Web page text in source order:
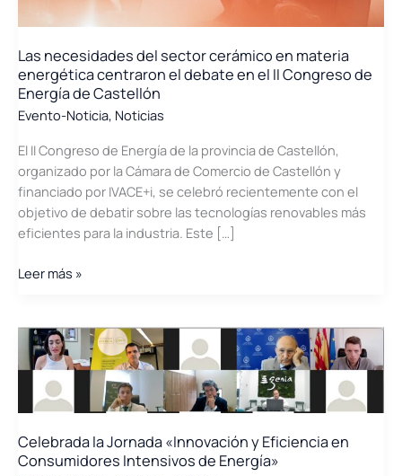
Las necesidades del sector cerámico en materia
energética centraron el debate en el II Congreso de
Energía de Castellón
Evento-Noticia, Noticias
El II Congreso de Energía de la provincia de Castellón,
organizado por la Cámara de Comercio de Castellón y
financiado por IVACE+i, se celebró recientemente con el
objetivo de debatir sobre las tecnologías renovables más
eficientes para la industria. Este […]
Las
sector
cerámico
en
materia
energética
centraron
el
Leer más »
Celebrada la Jornada «Innovación y Eficiencia en
Consumidores Intensivos de Energía»